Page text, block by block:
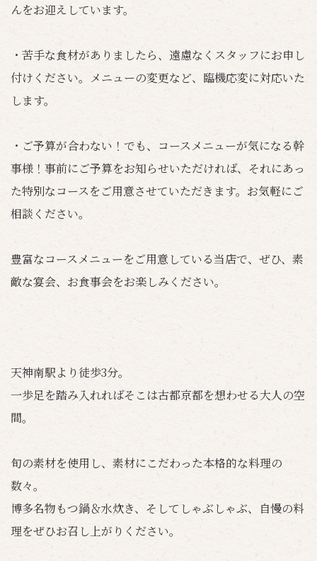
んをお迎えしています。
・苦手な食材がありましたら、遠慮なくスタッフにお申し
付けください。メニューの変更など、臨機応変に対応いた
します。
・ご予算が合わない！でも、コースメニューが気になる幹
事様！事前にご予算をお知らせいただければ、それにあっ
た特別なコースをご用意させていただきます。お気軽にご
相談ください。
豊富なコースメニューをご用意している当店で、ぜひ、素
敵な宴会、お食事会をお楽しみください。
天神南駅より徒歩3分。
一歩足を踏み入れればそこは古都京都を想わせる大人の空
間。
旬の素材を使用し、素材にこだわった本格的な料理の
数々。
博多名物もつ鍋＆水炊き、そしてしゃぶしゃぶ、自慢の料
理をぜひお召し上がりください。